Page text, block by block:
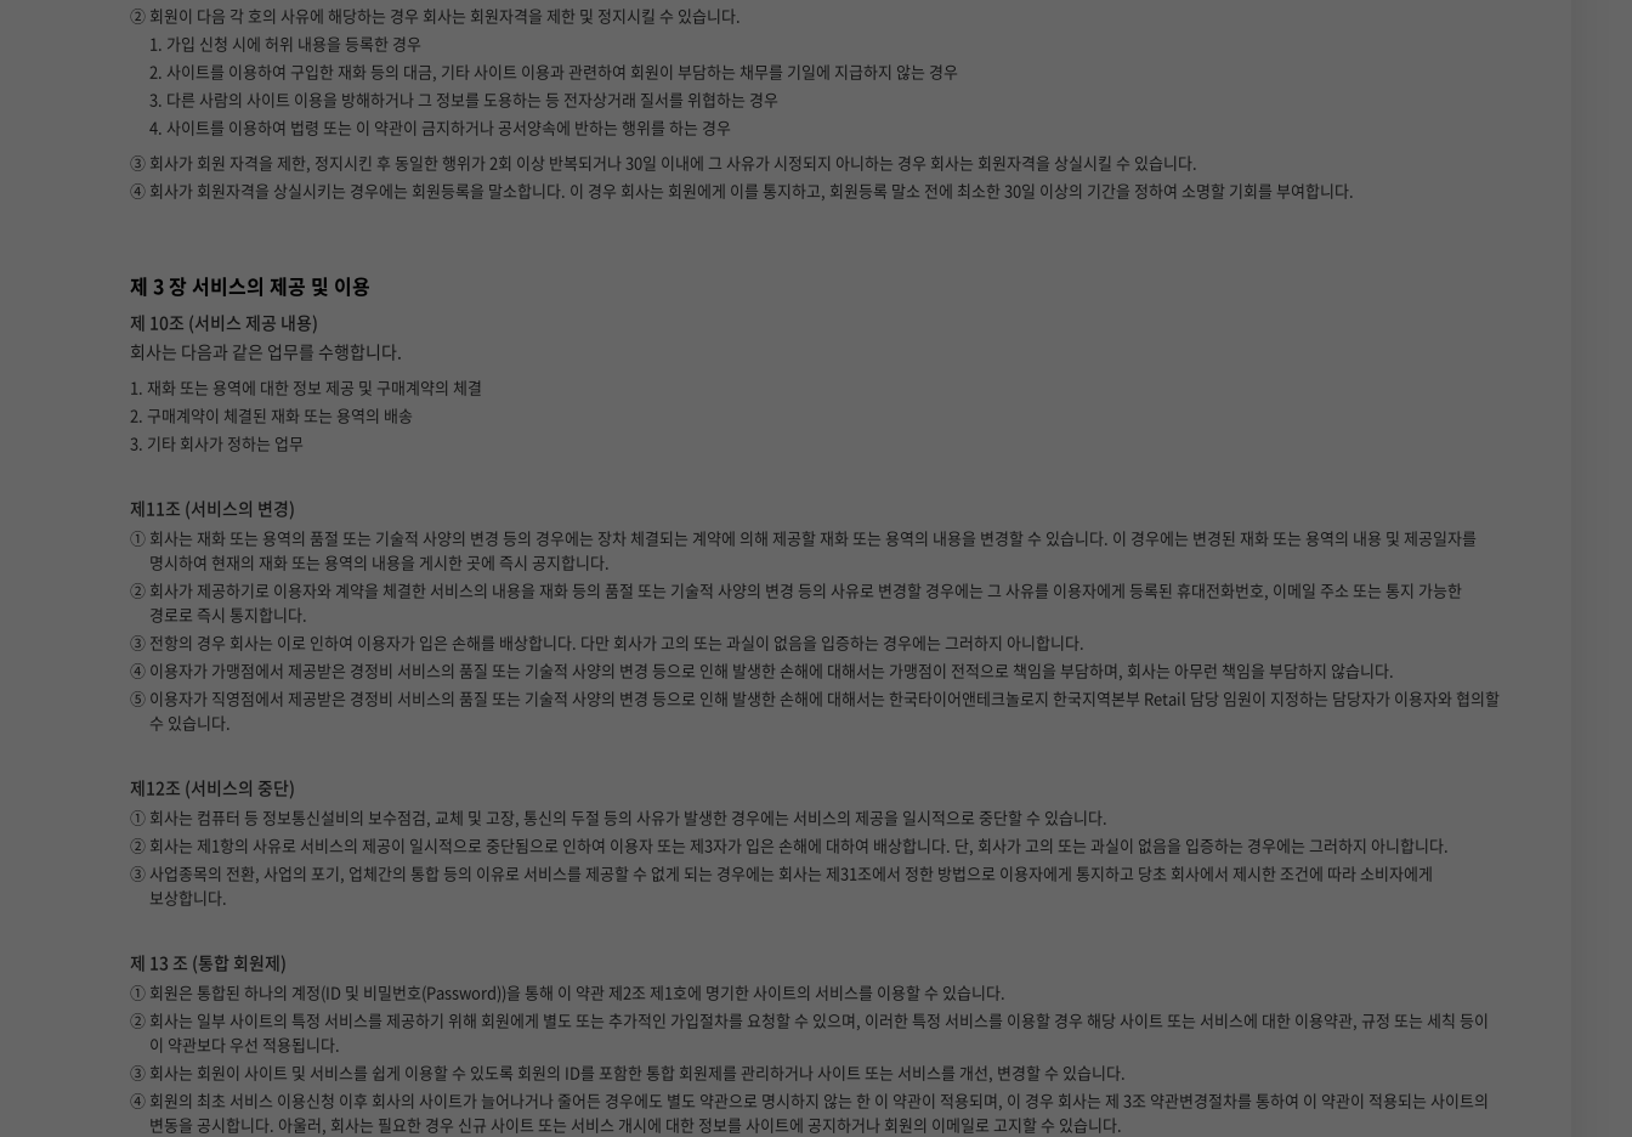
② 회원이 다음 각 호의 사유에 해당하는 경우 회사는 회원자격을 제한 및 정지시킬 수 있습니다.
1. 가입 신청 시에 허위 내용을 등록한 경우
2. 사이트를 이용하여 구입한 재화 등의 대금, 기타 사이트 이용과 관련하여 회원이 부담하는 채무를 기일에 지급하지 않는 경우
3. 다른 사람의 사이트 이용을 방해하거나 그 정보를 도용하는 등 전자상거래 질서를 위협하는 경우
4. 사이트를 이용하여 법령 또는 이 약관이 금지하거나 공서양속에 반하는 행위를 하는 경우
③ 회사가 회원 자격을 제한, 정지시킨 후 동일한 행위가 2회 이상 반복되거나 30일 이내에 그 사유가 시정되지 아니하는 경우 회사는 회원자격을 상실시킬 수 있습니다.
④ 회사가 회원자격을 상실시키는 경우에는 회원등록을 말소합니다. 이 경우 회사는 회원에게 이를 통지하고, 회원등록 말소 전에 최소한 30일 이상의 기간을 정하여 소명할 기회를 부여합니다.
제 3 장 서비스의 제공 및 이용
제 10조 (서비스 제공 내용)
회사는 다음과 같은 업무를 수행합니다.
1. 재화 또는 용역에 대한 정보 제공 및 구매계약의 체결
2. 구매계약이 체결된 재화 또는 용역의 배송
3. 기타 회사가 정하는 업무
제11조 (서비스의 변경)
① 회사는 재화 또는 용역의 품절 또는 기술적 사양의 변경 등의 경우에는 장차 체결되는 계약에 의해 제공할 재화 또는 용역의 내용을 변경할 수 있습니다. 이 경우에는 변경된 재화 또는 용역의 내용 및 제공일자를
명시하여 현재의 재화 또는 용역의 내용을 게시한 곳에 즉시 공지합니다.
② 회사가 제공하기로 이용자와 계약을 체결한 서비스의 내용을 재화 등의 품절 또는 기술적 사양의 변경 등의 사유로 변경할 경우에는 그 사유를 이용자에게 등록된 휴대전화번호, 이메일 주소 또는 통지 가능한
경로로 즉시 통지합니다.
③ 전항의 경우 회사는 이로 인하여 이용자가 입은 손해를 배상합니다. 다만 회사가 고의 또는 과실이 없음을 입증하는 경우에는 그러하지 아니합니다.
④ 이용자가 가맹점에서 제공받은 경정비 서비스의 품질 또는 기술적 사양의 변경 등으로 인해 발생한 손해에 대해서는 가맹점이 전적으로 책임을 부담하며, 회사는 아무런 책임을 부담하지 않습니다.
⑤ 이용자가 직영점에서 제공받은 경정비 서비스의 품질 또는 기술적 사양의 변경 등으로 인해 발생한 손해에 대해서는 한국타이어앤테크놀로지 한국지역본부 Retail 담당 임원이 지정하는 담당자가 이용자와 협의할
수 있습니다.
제12조 (서비스의 중단)
① 회사는 컴퓨터 등 정보통신설비의 보수점검, 교체 및 고장, 통신의 두절 등의 사유가 발생한 경우에는 서비스의 제공을 일시적으로 중단할 수 있습니다.
② 회사는 제1항의 사유로 서비스의 제공이 일시적으로 중단됨으로 인하여 이용자 또는 제3자가 입은 손해에 대하여 배상합니다. 단, 회사가 고의 또는 과실이 없음을 입증하는 경우에는 그러하지 아니합니다.
③ 사업종목의 전환, 사업의 포기, 업체간의 통합 등의 이유로 서비스를 제공할 수 없게 되는 경우에는 회사는 제31조에서 정한 방법으로 이용자에게 통지하고 당초 회사에서 제시한 조건에 따라 소비자에게
보상합니다.
제 13 조 (통합 회원제)
① 회원은 통합된 하나의 계정(ID 및 비밀번호(Password))을 통해 이 약관 제2조 제1호에 명기한 사이트의 서비스를 이용할 수 있습니다.
② 회사는 일부 사이트의 특정 서비스를 제공하기 위해 회원에게 별도 또는 추가적인 가입절차를 요청할 수 있으며, 이러한 특정 서비스를 이용할 경우 해당 사이트 또는 서비스에 대한 이용약관, 규정 또는 세칙 등이
이 약관보다 우선 적용됩니다.
③ 회사는 회원이 사이트 및 서비스를 쉽게 이용할 수 있도록 회원의 ID를 포함한 통합 회원제를 관리하거나 사이트 또는 서비스를 개선, 변경할 수 있습니다.
④ 회원의 최초 서비스 이용신청 이후 회사의 사이트가 늘어나거나 줄어든 경우에도 별도 약관으로 명시하지 않는 한 이 약관이 적용되며, 이 경우 회사는 제 3조 약관변경절차를 통하여 이 약관이 적용되는 사이트의
변동을 공시합니다. 아울러, 회사는 필요한 경우 신규 사이트 또는 서비스 개시에 대한 정보를 사이트에 공지하거나 회원의 이메일로 고지할 수 있습니다.